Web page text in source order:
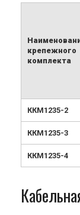
крепежного
комплекта
ККМ1235-2
ККМ1235-3
ККМ1235-4